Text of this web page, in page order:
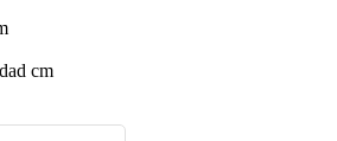
cm